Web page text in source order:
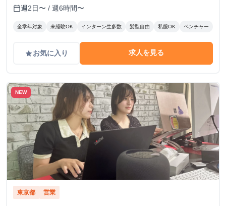
calendar_today週2日〜 / 週6時間〜
全学年対象 未経験OK インターン生多数 髪型自由 私服OK ベンチャー
gradeお気に入り 求人を見る
NEW
東京都 営業